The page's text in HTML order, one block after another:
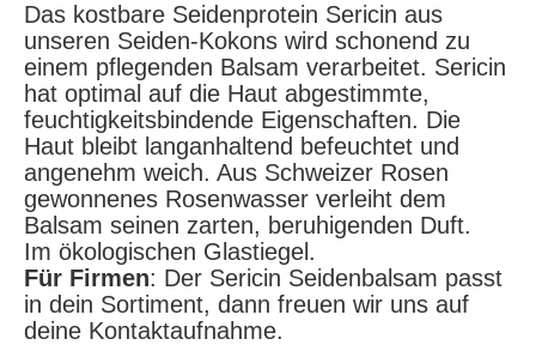
Das kostbare Seidenprotein Sericin aus
unseren Seiden-Kokons wird schonend zu
einem pflegenden Balsam verarbeitet. Sericin
hat optimal auf die Haut abgestimmte,
feuchtigkeitsbindende Eigenschaften. Die
Haut bleibt langanhaltend befeuchtet und
angenehm weich. Aus Schweizer Rosen
gewonnenes Rosenwasser verleiht dem
Balsam seinen zarten, beruhigenden Duft.
Im ökologischen Glastiegel.
Für Firmen: Der Sericin Seidenbalsam passt
in dein Sortiment, dann freuen wir uns auf
deine Kontaktaufnahme.